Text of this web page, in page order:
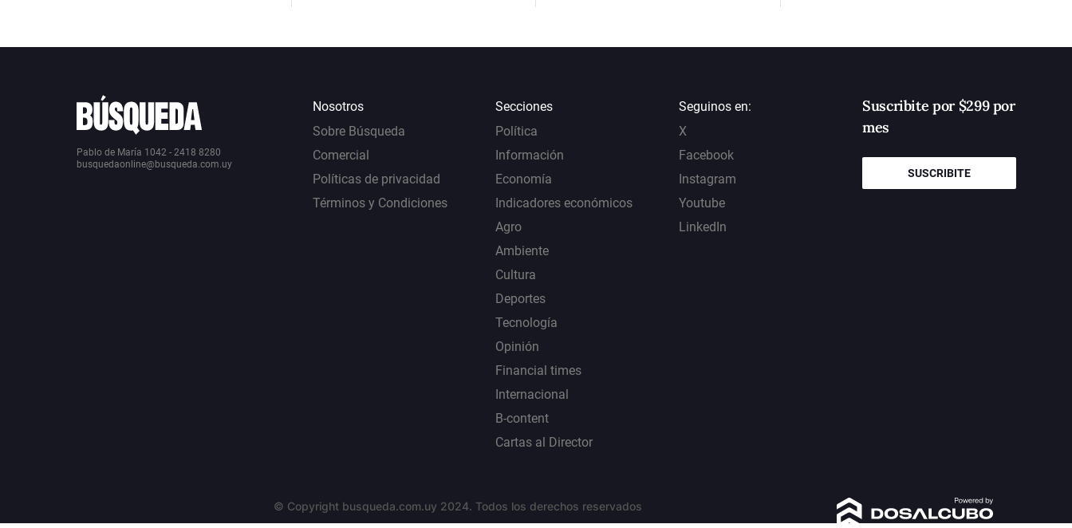
Pablo de María 1042 - 2418 8280
busquedaonline@busqueda.com.uy
Nosotros
Sobre Búsqueda
Comercial
Políticas de privacidad
Términos y Condiciones
Secciones
Política
Información
Economía
Indicadores económicos
Agro
Ambiente
Cultura
Deportes
Tecnología
Opinión
Financial times
Internacional
B-content
Cartas al Director
Seguinos en:
X
Facebook
Instagram
Youtube
LinkedIn
Suscribite por $299 por
mes
SUSCRIBITE
© Copyright busqueda.com.uy 2024. Todos los derechos reservados